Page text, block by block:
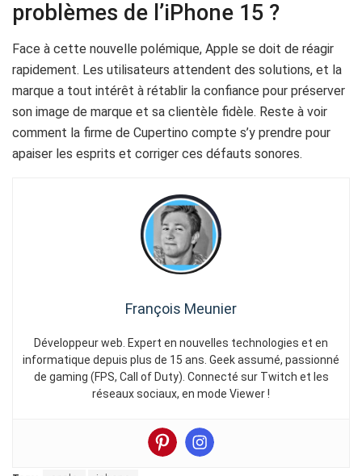
problèmes de l’iPhone 15 ?
Face à cette nouvelle polémique, Apple se doit de réagir
rapidement. Les utilisateurs attendent des solutions, et la
marque a tout intérêt à rétablir la confiance pour préserver
son image de marque et sa clientèle fidèle. Reste à voir
comment la firme de Cupertino compte s’y prendre pour
apaiser les esprits et corriger ces défauts sonores.
François Meunier
Développeur web. Expert en nouvelles technologies et en
informatique depuis plus de 15 ans. Geek assumé, passionné
de gaming (FPS, Call of Duty). Connecté sur Twitch et les
réseaux sociaux, en mode Viewer !